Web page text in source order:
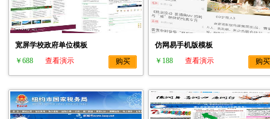
宽屏学校政府单位模板
￥688
查看演示 购买
仿网易手机版模板
￥188
查看演示 购买